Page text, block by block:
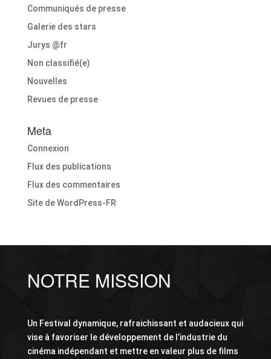
Communiqués de presse
Galerie des stars
Jurys @fr
Non classifié(e)
Nouvelles
Revues de presse
Meta
Connexion
Flux des publications
Flux des commentaires
Site de WordPress-FR
NOTRE MISSION
Un Festival dynamique, rafraichissant et audacieux qui
vise à favoriser le développement de l’industrie du
cinéma indépendant et mettre en valeur plus de films